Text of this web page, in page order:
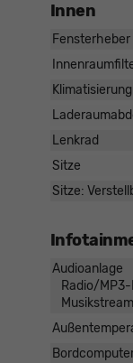
Innen
Fensterheber
Klimatisierung
Lenkrad
Sitze
Sitze:
Audioanlage
Radio/MP3-